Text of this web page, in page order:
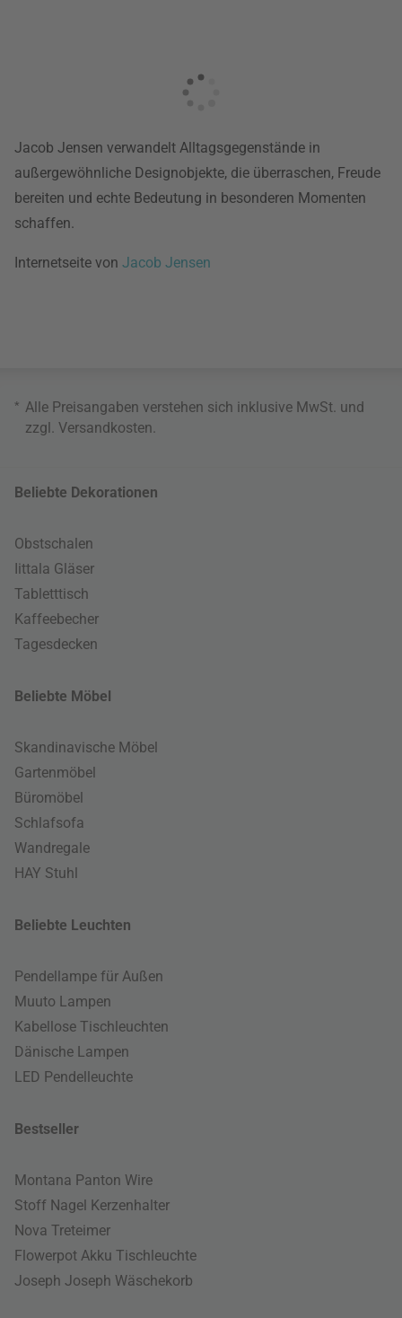
Jacob Jensen verwandelt Alltagsgegenstände in
außergewöhnliche Designobjekte, die überraschen, Freude
bereiten und echte Bedeutung in besonderen Momenten
schaffen.
Internetseite von Jacob Jensen
* Alle Preisangaben verstehen sich inklusive MwSt. und
zzgl. Versandkosten.
Beliebte Dekorationen
Obstschalen
Iittala Gläser
Tabletttisch
Kaffeebecher
Tagesdecken
Beliebte Möbel
Skandinavische Möbel
Gartenmöbel
Büromöbel
Schlafsofa
Wandregale
HAY Stuhl
Beliebte Leuchten
Pendellampe für Außen
Muuto Lampen
Kabellose Tischleuchten
Dänische Lampen
LED Pendelleuchte
Bestseller
Montana Panton Wire
Stoff Nagel Kerzenhalter
Nova Treteimer
Flowerpot Akku Tischleuchte
Joseph Joseph Wäschekorb